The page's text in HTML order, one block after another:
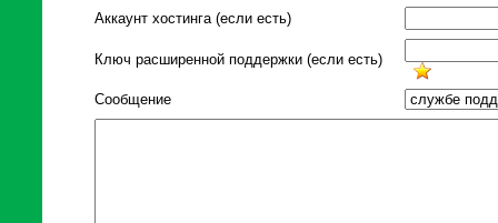
Аккаунт хостинга (если есть)
Ключ расширенной поддержки (если есть)
Сообщение